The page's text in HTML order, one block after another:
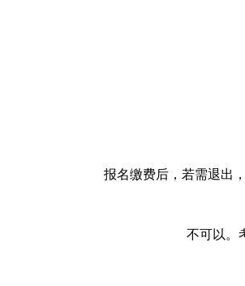
报名缴费后，若需退出
不可以。